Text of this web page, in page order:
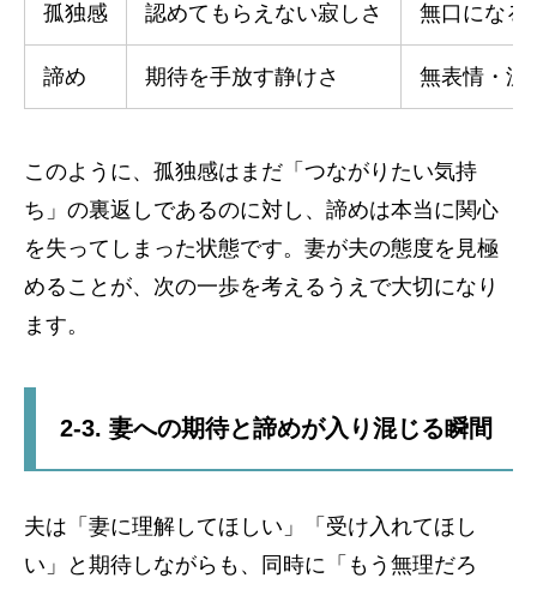
孤独感 認めてもらえない寂しさ 無口になる
諦め 期待を手放す静けさ 無表情・沈
このように、孤独感はまだ「つながりたい気持
ち」の裏返しであるのに対し、諦めは本当に関心
を失ってしまった状態です。妻が夫の態度を見極
めることが、次の一歩を考えるうえで大切になり
ます。
2-3. 妻への期待と諦めが入り混じる瞬間
夫は「妻に理解してほしい」「受け入れてほし
い」と期待しながらも、同時に「もう無理だろ